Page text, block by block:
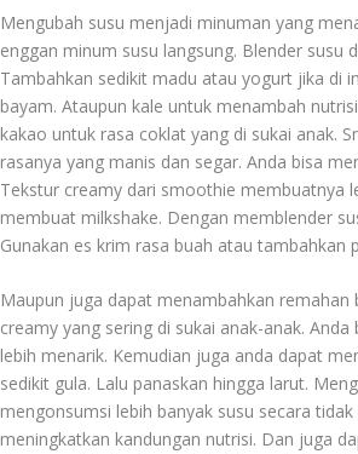
Mengubah susu menjadi minuman yang
enggan minum susu langsung. Blender susu
Tambahkan sedikit madu atau yogurt jika di
bayam. Ataupun kale untuk menambah
kakao untuk rasa coklat yang di sukai anak.
rasanya yang manis dan segar. Anda bisa
Tekstur creamy dari smoothie membuatnya
membuat milkshake. Dengan memblender
Gunakan es krim rasa buah atau tambahkan
Maupun juga dapat menambahkan
creamy yang sering di sukai anak-anak.
lebih menarik. Kemudian juga anda dapat
sedikit gula. Lalu panaskan hingga larut.
mengonsumsi lebih banyak susu secara
meningkatkan kandungan nutrisi. Dan juga